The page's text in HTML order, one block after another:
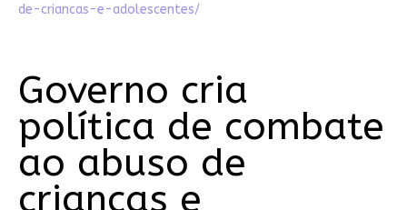
de-criancas-e-adolescentes/
Governo cria
política de combate
ao abuso de
crianças e